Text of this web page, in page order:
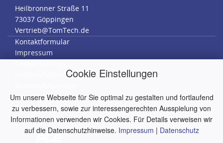
Cookie Einstellungen
Um unsere Webseite für Sie optimal zu gestalten und fortlaufend
zu verbessern, sowie zur interessengerechten Ausspielung von
Informationen verwenden wir Cookies. Für Details verweisen wir
auf die Datenschutzhinweise. Impressum | Datenschutz
Heilbronner Straße 11
73037 Göppingen
Vertrieb@TomTech.de
Kontaktformular
Impressum
Widerrufsbelehrung
Datenschutz
AGB
RMA